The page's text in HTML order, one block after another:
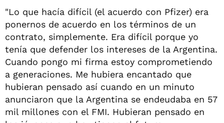
"Lo que hacía difícil (el acuerdo con Pfizer) era
ponernos de acuerdo en los términos de un
contrato, simplemente. Era difícil porque yo
tenía que defender los intereses de la Argentina.
Cuando pongo mi firma estoy comprometiendo
a generaciones. Me hubiera encantado que
hubieran pensado así cuando en un minuto
anunciaron que la Argentina se endeudaba en 57
mil millones con el FMI. Hubieran pensado en